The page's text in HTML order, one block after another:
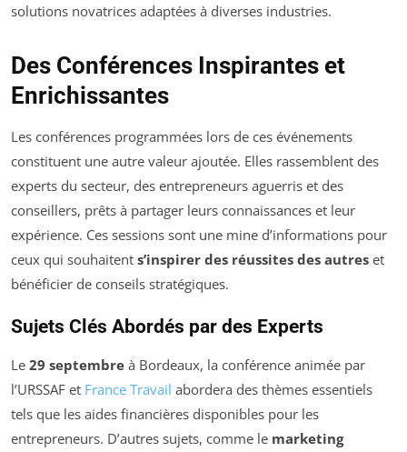
solutions novatrices adaptées à diverses industries.
Des Conférences Inspirantes et
Enrichissantes
Les conférences programmées lors de ces événements
constituent une autre valeur ajoutée. Elles rassemblent des
experts du secteur, des entrepreneurs aguerris et des
conseillers, prêts à partager leurs connaissances et leur
expérience. Ces sessions sont une mine d’informations pour
ceux qui souhaitent s’inspirer des réussites des autres et
bénéficier de conseils stratégiques.
Sujets Clés Abordés par des Experts
Le 29 septembre à Bordeaux, la conférence animée par
l’URSSAF et France Travail abordera des thèmes essentiels
tels que les aides financières disponibles pour les
entrepreneurs. D’autres sujets, comme le marketing